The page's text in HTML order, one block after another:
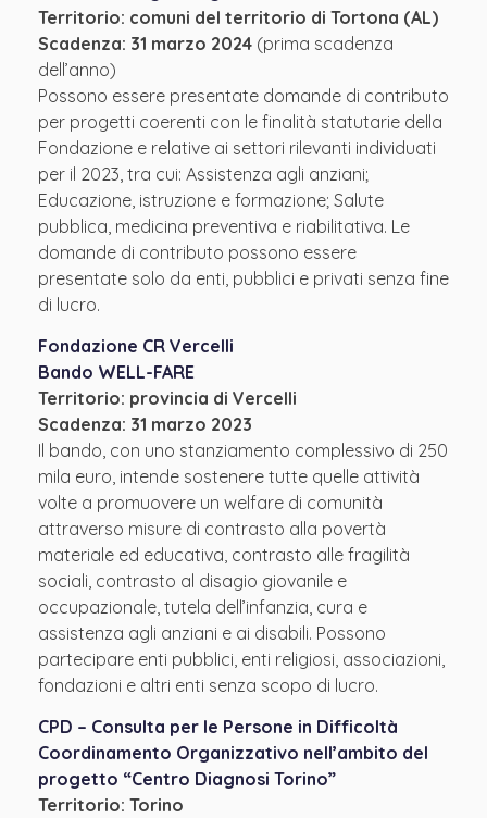
Territorio: comuni del territorio di Tortona (AL)
Scadenza: 31 marzo 2024 (prima scadenza
dell’anno)
Possono essere presentate domande di contributo
per progetti coerenti con le finalità statutarie della
Fondazione e relative ai settori rilevanti individuati
per il 2023, tra cui: Assistenza agli anziani;
Educazione, istruzione e formazione; Salute
pubblica, medicina preventiva e riabilitativa. Le
domande di contributo possono essere
presentate solo da enti, pubblici e privati senza fine
di lucro.
Fondazione CR Vercelli
Bando WELL-FARE
Territorio: provincia di Vercelli
Scadenza: 31 marzo 2023
Il bando, con uno stanziamento complessivo di 250
mila euro, intende sostenere tutte quelle attività
volte a promuovere un welfare di comunità
attraverso misure di contrasto alla povertà
materiale ed educativa, contrasto alle fragilità
sociali, contrasto al disagio giovanile e
occupazionale, tutela dell’infanzia, cura e
assistenza agli anziani e ai disabili. Possono
partecipare enti pubblici, enti religiosi, associazioni,
fondazioni e altri enti senza scopo di lucro.
CPD – Consulta per le Persone in Difficoltà
Coordinamento Organizzativo nell’ambito del
progetto “Centro Diagnosi Torino”
Territorio: Torino